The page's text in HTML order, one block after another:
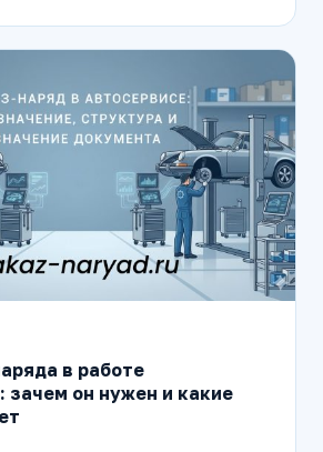
в работе
зачем он нужен и какие